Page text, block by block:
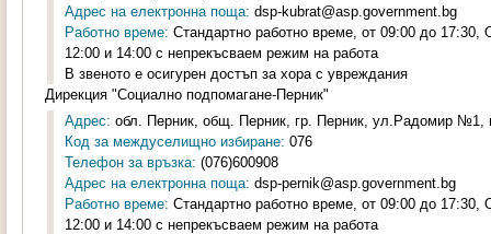
Адрес на електронна поща: dsp-kubrat@asp.government.bg
Работно време: Стандартно работно време, от 09:00 до
12:00 и 14:00 с непрекъсваем режим на работа
В звеното е осигурен достъп за хора с увреждания
Дирекция "Социално подпомагане-Перник"
Адрес: обл. Перник, общ. Перник, гр. Перник, ул.Радомир №1,
Код за междуселищно избиране: 076
Телефон за връзка: (076)600908
Адрес на електронна поща: dsp-pernik@asp.government.bg
Работно време: Стандартно работно време, от 09:00 до
12:00 и 14:00 с непрекъсваем режим на работа